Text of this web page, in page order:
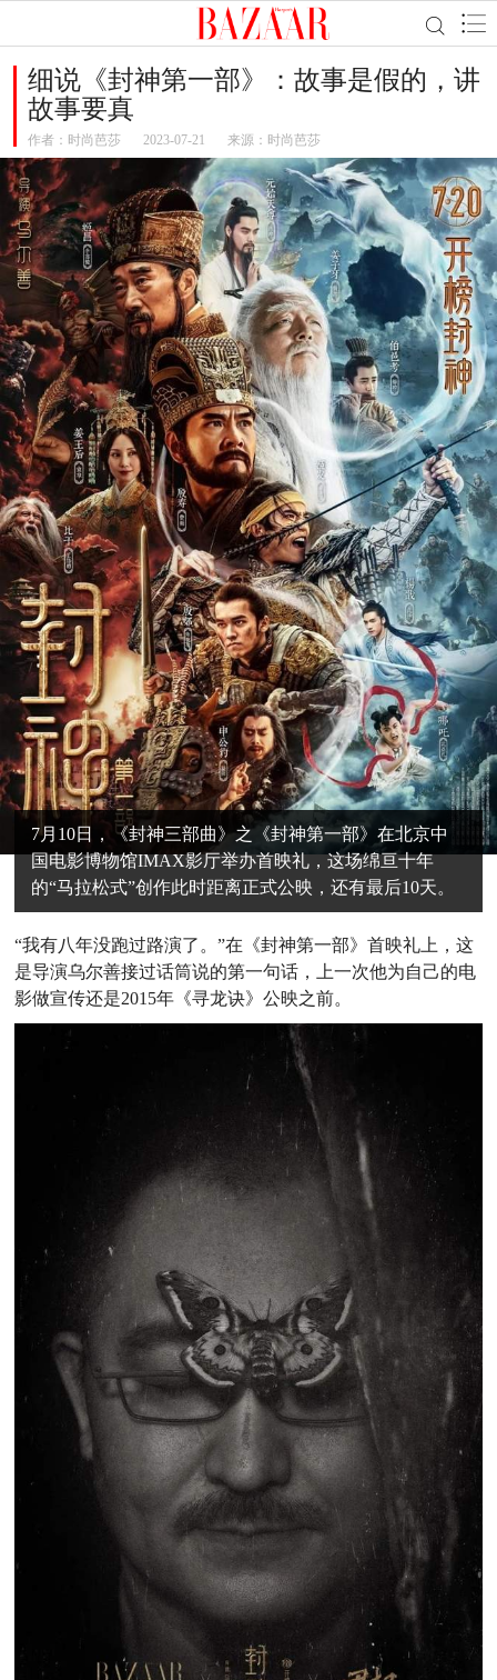
细说《封神第一部》：故事是假的，讲
故事要真
作者： 时尚芭莎 2023-07-21 来源：时尚芭莎
7月10日，《封神三部曲》之《封神第一部》在北京中
国电影博物馆IMAX影厅举办首映礼，这场绵亘十年
的“马拉松式”创作此时距离正式公映，还有最后10天。
“我有八年没跑过路演了。”在《封神第一部》首映礼上，这
是导演乌尔善接过话筒说的第一句话，上一次他为自己的电
影做宣传还是2015年《寻龙诀》公映之前。